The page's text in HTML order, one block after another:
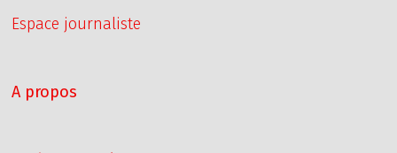
Espace journaliste
A propos